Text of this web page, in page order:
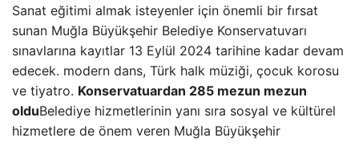
Sanat eğitimi almak isteyenler için önemli bir fırsat
sunan Muğla Büyükşehir Belediye Konservatuvarı
sınavlarına kayıtlar 13 Eylül 2024 tarihine kadar devam
edecek. modern dans, Türk halk müziği, çocuk korosu
ve tiyatro. Konservatuardan 285 mezun mezun
olduBelediye hizmetlerinin yanı sıra sosyal ve kültürel
hizmetlere de önem veren Muğla Büyükşehir